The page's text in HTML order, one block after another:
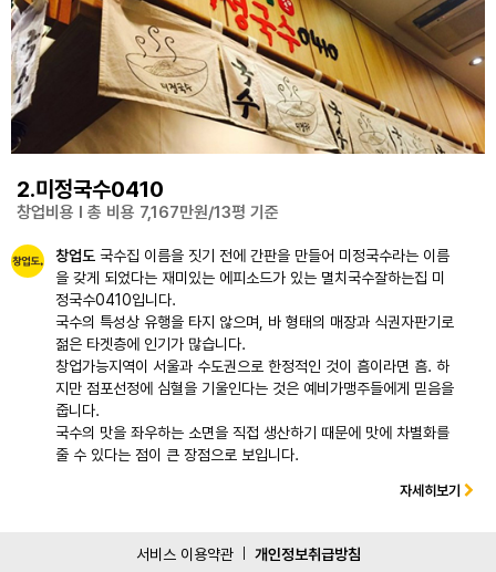
2.미정국수0410
창업비용 l 총 비용 7,167만원/13평 기준
창업도 국수집 이름을 짓기 전에 간판을 만들어 미정국수라는 이름
을 갖게 되었다는 재미있는 에피소드가 있는 멸치국수잘하는집 미
정국수0410입니다.
국수의 특성상 유행을 타지 않으며, 바 형태의 매장과 식권자판기로
젊은 타겟층에 인기가 많습니다.
창업가능지역이 서울과 수도권으로 한정적인 것이 흠이라면 흠. 하
지만 점포선정에 심혈을 기울인다는 것은 예비가맹주들에게 믿음을
줍니다.
국수의 맛을 좌우하는 소면을 직접 생산하기 때문에 맛에 차별화를
줄 수 있다는 점이 큰 장점으로 보입니다.
자세히보기
서비스 이용약관 개인정보취급방침